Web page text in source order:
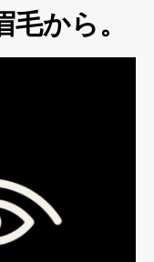
から。